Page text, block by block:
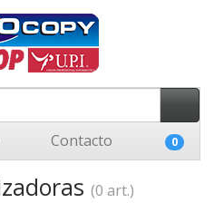
Contacto 0
(0 art.)